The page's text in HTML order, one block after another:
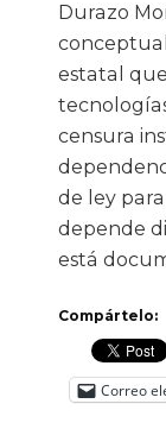
Durazo
estatal
censura
de ley
depende
está
Compártelo:
Correo